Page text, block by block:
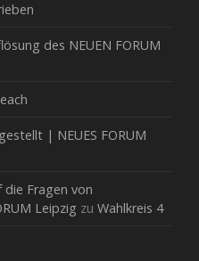
des NEUEN FORUM
| NEUES FORUM
Fragen von
Leipzig zu Wahlkreis 4